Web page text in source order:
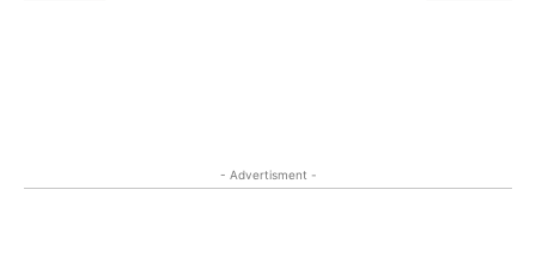
- Advertisment -